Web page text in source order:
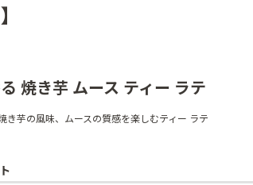
焼き芋 ムース ティー ラテ
き芋の風味、ムースの質感を楽しむティー ラテ